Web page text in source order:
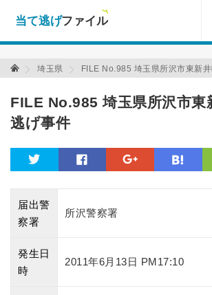
Warning: Undefined array key "amp" in
/
cross.com/public_html/wp/wp-content/
当て逃げファイル 当て逃げファイル
埼玉県 FILE No.985 埼玉県所沢市東新
FILE No.985 埼玉県所沢市東
逃げ事件
facebook
届出警
察署
所沢警察署
発生日
時
2011年6月13日 PM17:10